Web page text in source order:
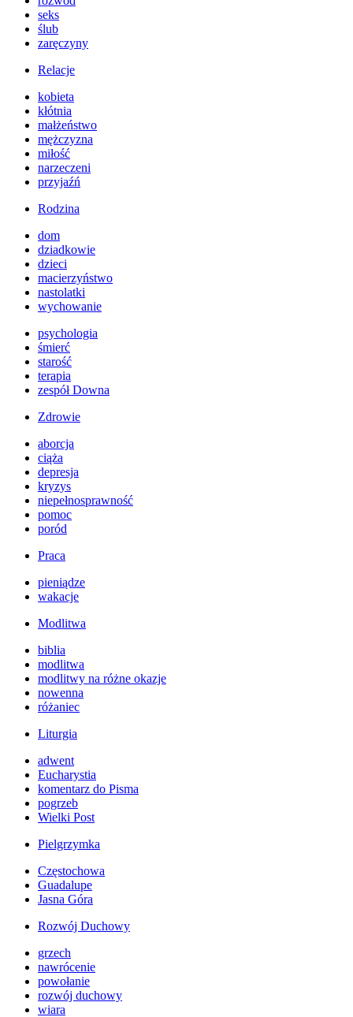
seks
ślub
zaręczyny
Relacje
kobieta
kłótnia
małżeństwo
mężczyzna
miłość
narzeczeni
przyjaźń
Rodzina
dom
dziadkowie
dzieci
macierzyństwo
nastolatki
wychowanie
psychologia
śmierć
starość
terapia
zespół Downa
Zdrowie
aborcja
ciąża
depresja
kryzys
niepełnosprawność
pomoc
poród
Praca
pieniądze
wakacje
Modlitwa
biblia
modlitwa
modlitwy na różne okazje
nowenna
różaniec
Liturgia
adwent
Eucharystia
komentarz do Pisma
pogrzeb
Wielki Post
Pielgrzymka
Częstochowa
Guadalupe
Jasna Góra
Rozwój Duchowy
grzech
nawrócenie
powołanie
rozwój duchowy
wiara